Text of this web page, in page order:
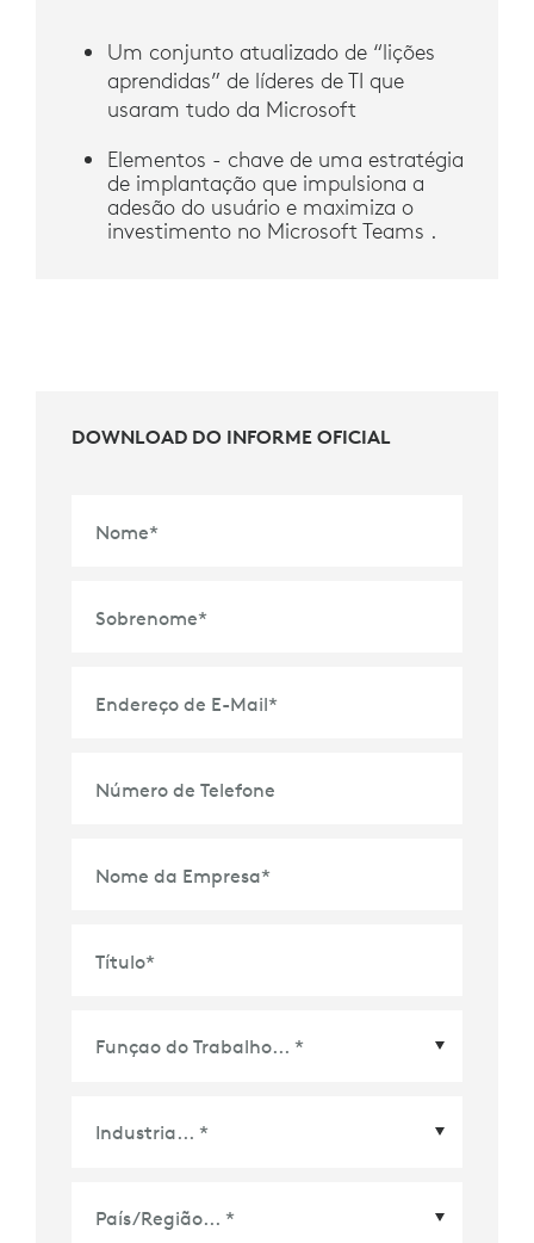
Um conjunto atualizado de “lições
aprendidas” de líderes de TI que
usaram tudo da Microsoft
Elementos - chave de uma estratégia
de implantação que impulsiona a
adesão do usuário e maximiza o
investimento no Microsoft Teams .
DOWNLOAD DO INFORME OFICIAL
Nome*
Sobrenome*
Endereço de E-Mail*
Número de Telefone
Nome da Empresa*
Título*